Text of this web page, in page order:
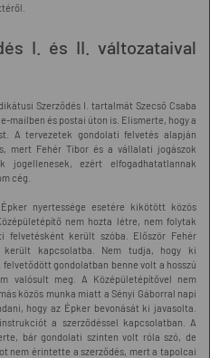
I. és II. változataival
Szerződés I. tartalmát Szecső Csaba
mailben és postai úton is. Elismerte, hogy a
A tervezetek gondolati felvetés alapján
mert Fehér Tibor és a vállalati jogászok
ezért elfogadhatatlannak
cég.
nyertessége esetére kikötött közös
nem hozta létre, nem folytak
felvetésként került szóba. Először Fehér
kapcsolatba. Nem tudja, hogy ki
gondolatban benne volt a hosszú
valósult meg. A Középületépítővel nem
közös munka miatt a Sényi Gáborral napi
hogy az Épker bevonását ki javasolta.
a szerződéssel kapcsolatban. A
bár gondolati szinten volt róla szó, de
nem érintette a szerződés, mert a tapolcai